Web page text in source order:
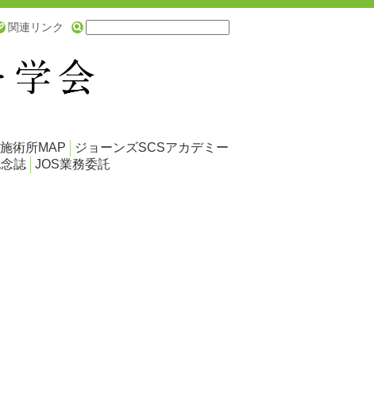
関連リンク
術所MAP
ジョーンズSCSアカデミー
誌 JOS業務委託